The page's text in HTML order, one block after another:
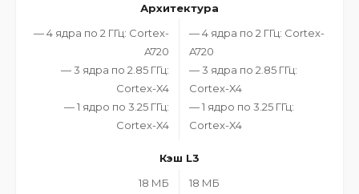
Архитектура
— 4 ядра по 2 ГГц: Cortex-
A720
— 3 ядра по 2.85 ГГц:
Cortex-X4
— 1 ядро по 3.25 ГГц:
Cortex-X4
— 4 ядра по 2 ГГц: Cortex-
A720
— 3 ядра по 2.85 ГГц:
Cortex-X4
— 1 ядро по 3.25 ГГц:
Cortex-X4
Кэш L3
18 МБ
18 МБ